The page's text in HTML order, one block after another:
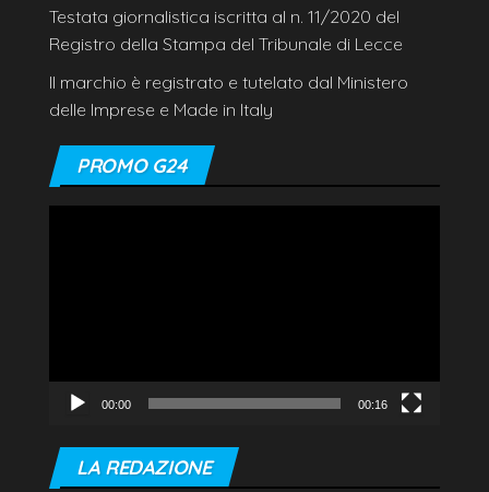
Testata giornalistica iscritta al n. 11/2020 del
Registro della Stampa del Tribunale di Lecce
Il marchio è registrato e tutelato dal Ministero
delle Imprese e Made in Italy
PROMO G24
00:00 00:16
LA REDAZIONE